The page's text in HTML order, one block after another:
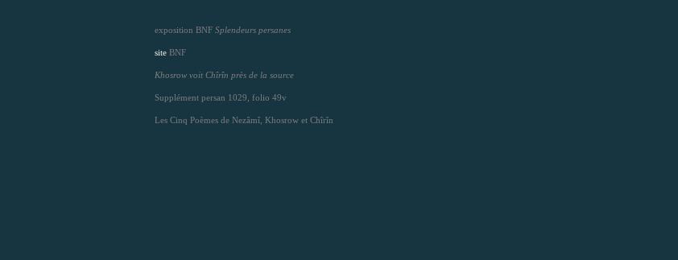
exposition BNF Splendeurs persanes
site BNF
Khosrow voit Chîrîn près de la source
Supplément persan 1029, folio 49v
Les Cinq Poèmes de Nezâmî, Khosrow et Chîrîn